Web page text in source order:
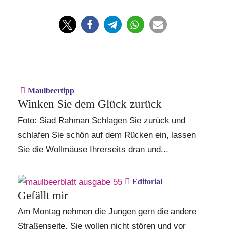
Maulbeertipp
Winken Sie dem Glück zurück
Foto: Siad Rahman Schlagen Sie zurück und
schlafen Sie schön auf dem Rücken ein, lassen
Sie die Wollmäuse Ihrerseits dran und...
Editorial
Gefällt mir
Am Montag nehmen die Jungen gern die andere
Straßenseite. Sie wollen nicht stören und vor